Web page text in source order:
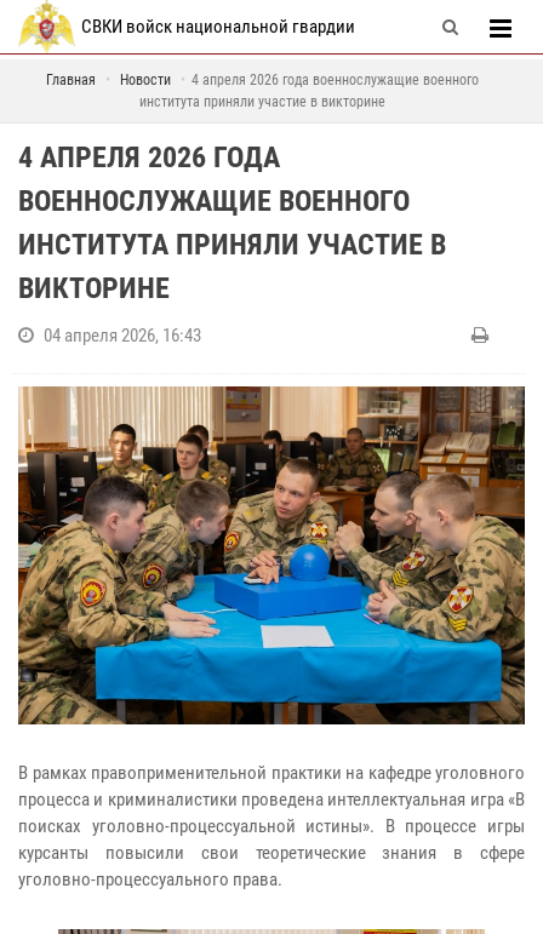
СВКИ войск национальной гвардии
Главная Новости
4 апреля 2026 года военнослужащие военного
института приняли участие в викторине
4 АПРЕЛЯ 2026 ГОДА
ВОЕННОСЛУЖАЩИЕ ВОЕННОГО
ИНСТИТУТА ПРИНЯЛИ УЧАСТИЕ В
ВИКТОРИНЕ
04 апреля 2026, 16:43
В рамках правоприменительной практики на кафедре уголовного
процесса и криминалистики проведена интеллектуальная игра «В
поисках уголовно-процессуальной истины». В процессе игры
курсанты повысили свои теоретические знания в сфере
уголовно-процессуального права.